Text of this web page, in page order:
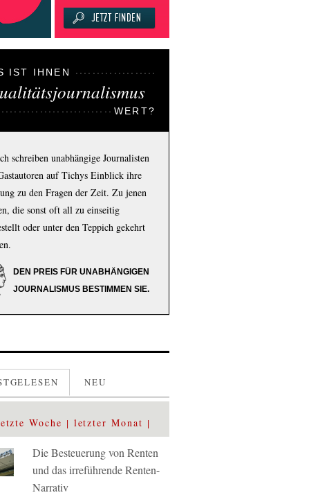
IST IHNEN
WERT?
schreiben unabhängige Journalisten
auf Tichys Einblick ihre
zu den Fragen der Zeit. Zu jenen
die sonst oft all zu einseitig
oder unter den Teppich gekehrt
DEN PREIS FÜR UNABHÄNGIGEN
JOURNALISMUS BESTIMMEN SIE.
NEU
Woche letzter Monat
Die Besteuerung von Renten
und das irreführende Renten-
Narrativ